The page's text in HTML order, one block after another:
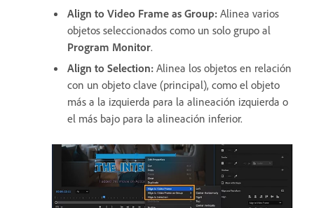
Align to Video Frame as Group: Alinea varios
objetos seleccionados como un solo grupo al
Program Monitor.
Align to Selection: Alinea los objetos en relación
con un objeto clave (principal), como el objeto
más a la izquierda para la alineación izquierda o
el más bajo para la alineación inferior.